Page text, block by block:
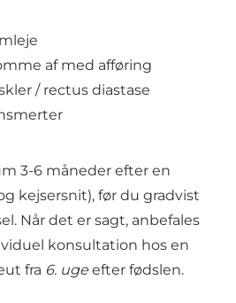
af med afføring
/ rectus diastase
3-6 måneder efter en
kejsersnit), før du gradvist
Når det er sagt, anbefales
konsultation hos en
fra 6. ugeefter fødslen.